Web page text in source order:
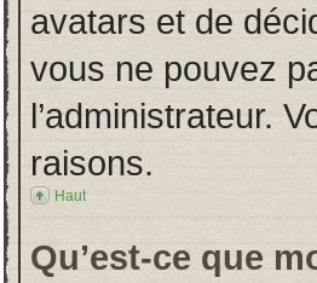
avatars et de
vous ne pouvez
l’administrateur.
raisons.
Haut
Qu’est-ce que